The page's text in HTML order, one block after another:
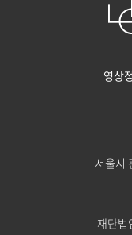
영상
서울시
재단법